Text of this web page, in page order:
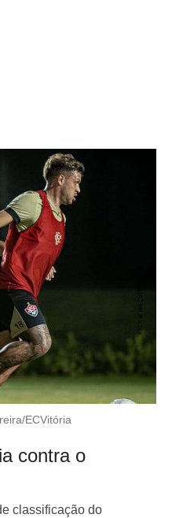
ECVitória
contra o
classificação do